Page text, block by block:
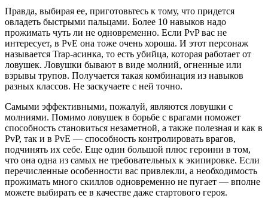
Правда, выбирая ее, приготовьтесь к тому, что придется
овладеть быстрыми пальцами. Более 10 навыков надо
прожимать чуть ли не одновременно. Если PvP вас не
интересует, в PvE она тоже очень хороша. И этот персонаж
называется Trap-асинка, то есть убийца, которая работает от
ловушек. Ловушки бывают в виде молний, огненные или
взрывы трупов. Получается такая комбинация из навыков
разных классов. Не заскучаете с ней точно.
Самыми эффективными, пожалуй, являются ловушки с
молниями. Помимо ловушек в борьбе с врагами поможет
способность становиться незаметной, а также полезная и как в
PvP, так и в PvE — способность контролировать врагов,
подчинять их себе. Еще один большой плюс героини в том,
что она одна из самых не требовательных к экипировке. Если
перечисленные особенности вас привлекли, а необходимость
прожимать много скиллов одновременно не пугает — вполне
можете выбирать ее в качестве даже стартового героя.